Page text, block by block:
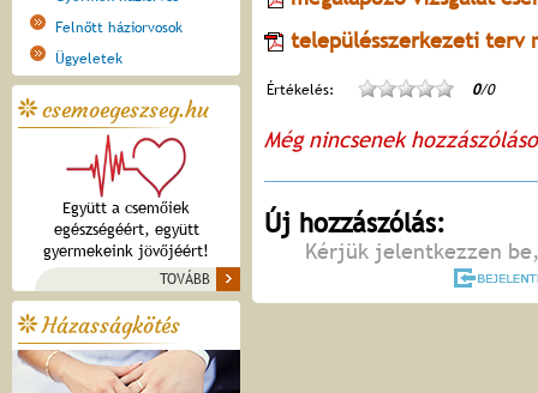
Felnőtt háziorvosok
Ügyeletek
csemoegeszseg.hu
Együtt a csemőiek
egészségéért, együtt
gyermekeink jövőjéért!
TOVÁBB
Házasságkötés
településszerkezeti terv
Értékelés: 0/0
Még nincsenek
Új hozzászólás:
Kérjük jelentkezzen